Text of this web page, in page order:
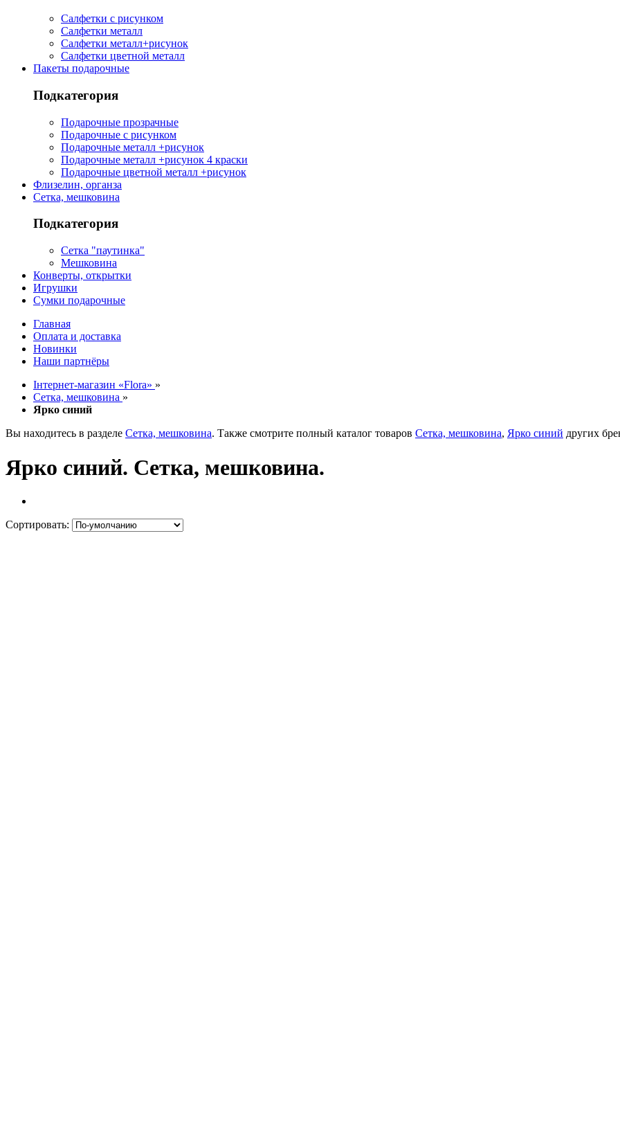
Салфетки с рисунком
Салфетки металл
Салфетки металл+рисунок
Салфетки цветной металл
Пакеты подарочные
Подкатегория
Подарочные прозрачные
Подарочные с рисунком
Подарочные металл +рисунок
Подарочные металл +рисунок 4 краски
Подарочные цветной металл +рисунок
Флизелин, органза
Сетка, мешковина
Подкатегория
Сетка "паутинка"
Мешковина
Конверты, открытки
Игрушки
Сумки подарочные
Главная
Оплата и доставка
Новинки
Наши партнёры
Інтернет-магазин «Flora» »
Сетка, мешковина »
Ярко синий
Вы находитесь в разделе Сетка, мешковина. Также смотрите полный каталог товаров Сетка, мешковина, Ярко синий других
Ярко синий. Сетка, мешковина.
Сортировать: